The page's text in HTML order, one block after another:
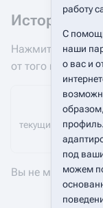
История
Нажмите на
от того времени.
Дата/
текущий 15:53,
Вы не можете
работу
С
наши
о вас и
под
можем